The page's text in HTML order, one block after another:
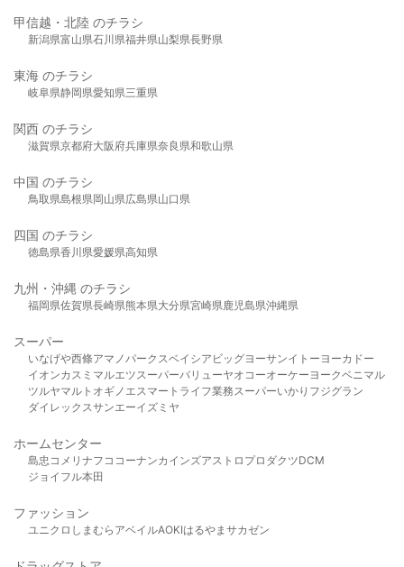
甲信越・北陸 のチラシ
新潟県富山県石川県福井県山梨県長野県
東海 のチラシ
岐阜県静岡県愛知県三重県
関西 のチラシ
滋賀県京都府大阪府兵庫県奈良県和歌山県
中国 のチラシ
鳥取県島根県岡山県広島県山口県
四国 のチラシ
徳島県香川県愛媛県高知県
九州・沖縄 のチラシ
福岡県佐賀県長崎県熊本県大分県宮崎県鹿児島県沖縄県
スーパー
いなげや西條アマノパークスベイシア ビッグヨーサンイトーヨーカドー
イオンカスミ マルエツスーパーバリューヤオコーオーケー ヨークベニマル
ツルヤマルト オギノ エスマート ライフ業務スーパーいかり フジグラン
ダイレックスサンエーイズミヤ
ホームセンター
島忠 コメリ ナフコ コーナンカインズアストロプロダクツDCM
ジョイフル本田
ファッション
ユニクロ しまむら アベイルAOKIはるやま サカゼン